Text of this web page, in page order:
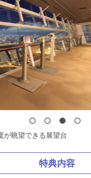
が眺望できる展望台
特典内容